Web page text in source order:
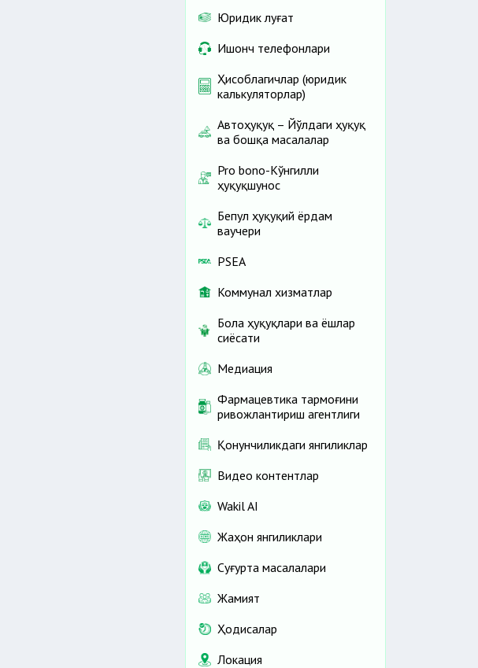
Юридик луғат
Ишонч телефонлари
Ҳисоблагичлар (юридик
калькуляторлар)
Автоҳуқуқ – Йўлдаги ҳуқуқ
ва бошқа масалалар
Pro bono-Кўнгилли
ҳуқуқшунос
Бепул ҳуқуқий ёрдам
ваучери
PSEA
Коммунал хизматлар
Бола ҳуқуқлари ва ёшлар
сиёсати
Медиация
Фармацевтика тармоғини
ривожлантириш агентлиги
Қонунчиликдаги янгиликлар
Видео контентлар
Wakil AI
Жаҳон янгиликлари
Cуғурта масалалари
Жамият
Ҳодисалар
Локация